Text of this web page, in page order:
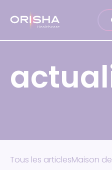
Tous les articlesMaison